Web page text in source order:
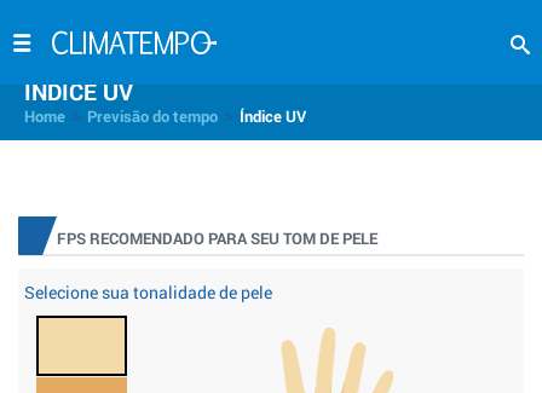
INDICE UV
Home Previsão do tempo Índice UV
FPS RECOMENDADO PARA SEU TOM DE PELE
Selecione sua tonalidade de pele